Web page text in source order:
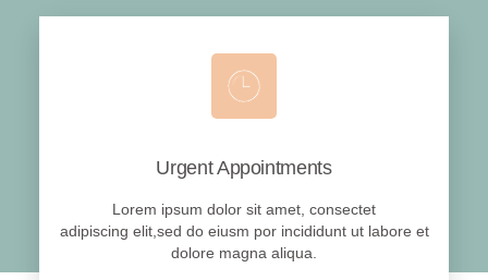
Urgent Appointments
Lorem ipsum dolor sit amet, consectet
adipiscing elit,sed do eiusm por incididunt ut labore et
dolore magna aliqua.